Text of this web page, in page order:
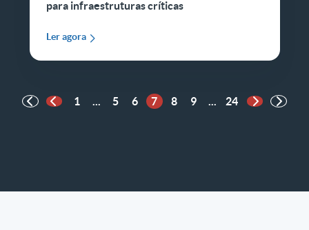
para infraestruturas críticas
Ler agora
Página anterior
1 ... 5 6 7 8 9 ... 24
Próxima